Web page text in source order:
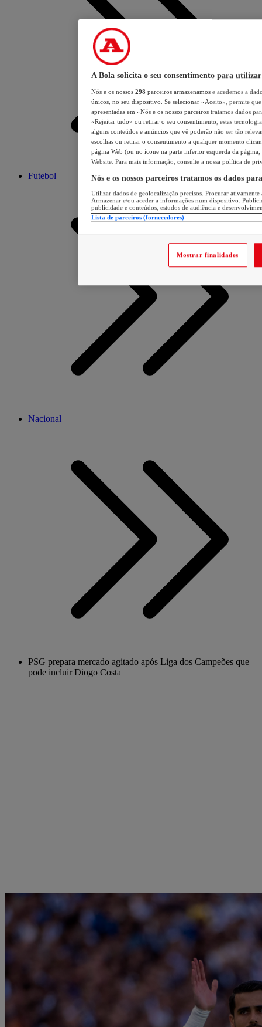
Futebol
Nacional
PSG prepara mercado agitado após Liga dos Campeões que
pode incluir Diogo Costa
A Bola solicita o seu consentimento para utilizar
Nós e os nossos 298 parceiros armazenamos e acedemos a
únicos, no seu dispositivo. Se selecionar «Aceito», permite
apresentadas em «Nós e os nossos parceiros tratamos dados
«Rejeitar tudo» ou retirar o seu consentimento, estas
alguns conteúdos e anúncios que vê poderão não ser tão
escolhas ou retirar o consentimento a qualquer momento
página Web (ou no ícone na parte inferior esquerda da página,
Website. Para mais informação, consulte a nossa política de
Nós e os nossos parceiros tratamos os dados
Utilizar dados de geolocalização precisos. Procurar
Armazenar e/ou aceder a informações num dispositivo.
publicidade e conteúdos, estudos de audiência e
Lista de parceiros (fornecedores)
Mostrar finalidades